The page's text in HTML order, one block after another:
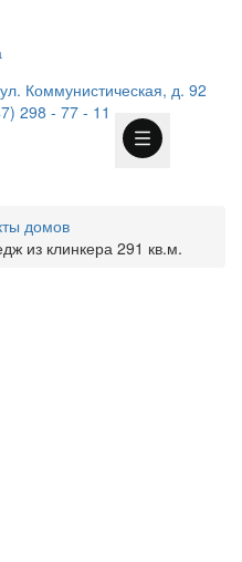
Коммунистическая, д. 92
298 - 77 - 11
домов
из клинкера 291 кв.м.